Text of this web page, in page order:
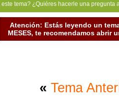
"Adicionar Producto" ,
%>
tema? ¿Quiéres hacerle una
Atención: Estás leyendo un
MESES, te recomendamos abrir
« Tema